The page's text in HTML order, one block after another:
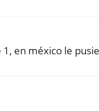
en méxico le